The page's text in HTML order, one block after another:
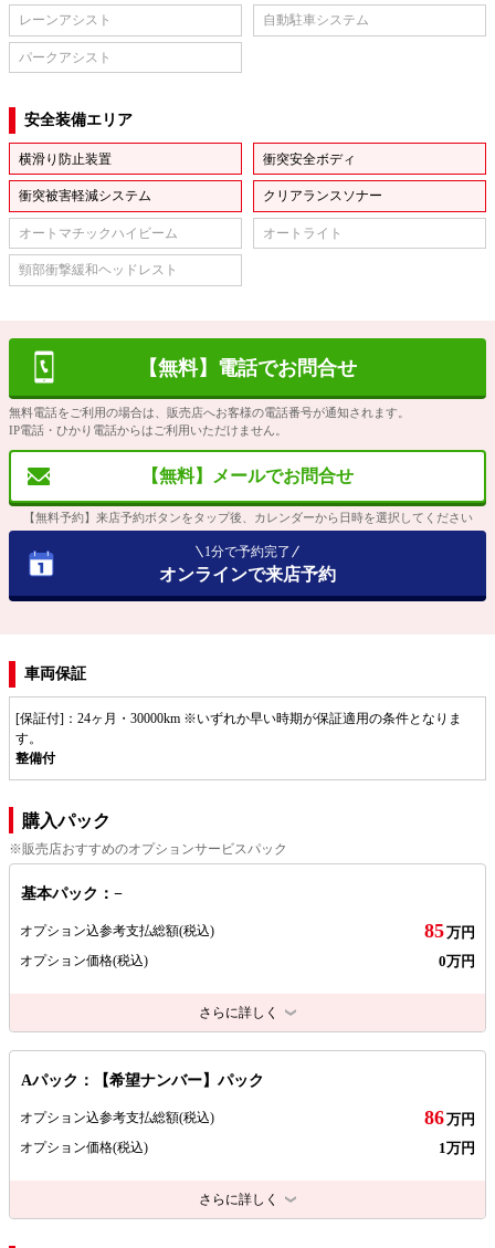
レーンアシスト 自動駐車システム
パークアシスト
安全装備エリア
横滑り防止装置 衝突安全ボディ
衝突被害軽減システム クリアランスソナー
オートマチックハイビーム オートライト
頸部衝撃緩和ヘッドレスト
【無料】電話でお問合せ
無料電話をご利用の場合は、販売店へお客様の電話番号が通知されます。
IP電話・ひかり電話からはご利用いただけません。
【無料】メールでお問合せ
【無料予約】来店予約ボタンをタップ後、カレンダーから日時を選択してください
1分で予約完了
オンラインで来店予約
車両保証
[保証付]：24ヶ月・30000km ※いずれか早い時期が保証適用の条件となりま
す。
整備付
購入パック
※販売店おすすめのオプションサービスパック
基本パック：−
オプション込参考支払総額(税込) 85万円
オプション価格(税込) 0万円
さらに詳しく
Aパック：【希望ナンバー】パック
オプション込参考支払総額(税込) 86万円
オプション価格(税込) 1万円
さらに詳しく